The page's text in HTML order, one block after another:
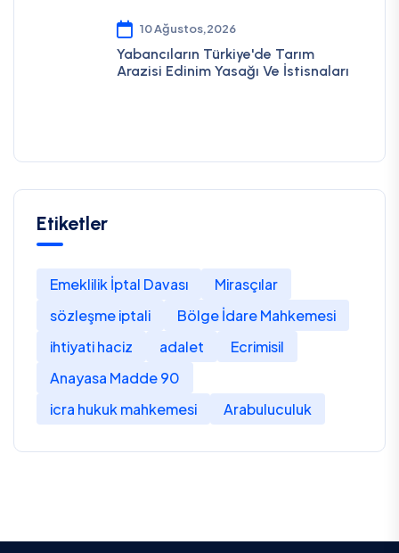
10 Ağustos,2026
Yabancıların Türkiye'de Tarım
Arazisi Edinim Yasağı Ve İstisnaları
Etiketler
Emeklilik İptal Davası
Mirasçılar
sözleşme iptali
Bölge İdare Mahkemesi
ihtiyati haciz
adalet
Ecrimisil
Anayasa Madde 90
icra hukuk mahkemesi
Arabuluculuk